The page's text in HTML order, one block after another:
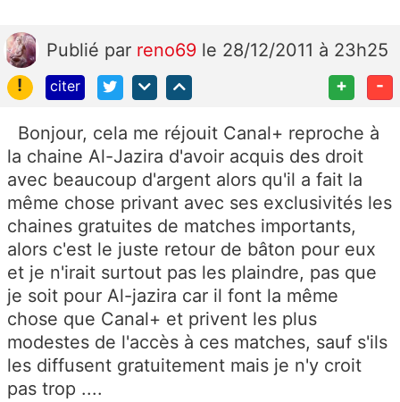
Publié par reno69 le 28/12/2011 à 23h25
!
citer + -
Bonjour, cela me réjouit Canal+ reproche à
la chaine Al-Jazira d'avoir acquis des droit
avec beaucoup d'argent alors qu'il a fait la
même chose privant avec ses exclusivités les
chaines gratuites de matches importants,
alors c'est le juste retour de bâton pour eux
et je n'irait surtout pas les plaindre, pas que
je soit pour Al-jazira car il font la même
chose que Canal+ et privent les plus
modestes de l'accès à ces matches, sauf s'ils
les diffusent gratuitement mais je n'y croit
pas trop ....